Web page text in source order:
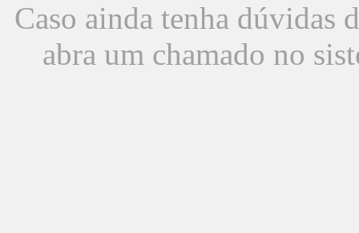
Caso ainda tenha dúvidas
abra um chamado no